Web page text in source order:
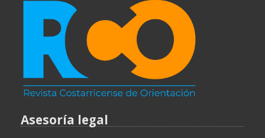
Asesoría legal